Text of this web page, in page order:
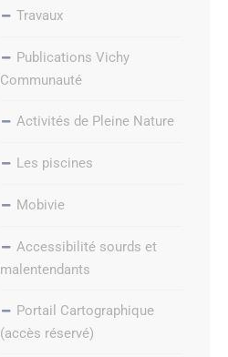
Travaux
Publications Vichy
Communauté
Activités de Pleine Nature
Les piscines
Mobivie
Accessibilité sourds et
malentendants
Portail Cartographique
(accès réservé)